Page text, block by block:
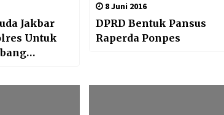
Jakbar
Untuk
RW
8 Juni 2016
DPRD Bentuk Pansus
Raperda Ponpes